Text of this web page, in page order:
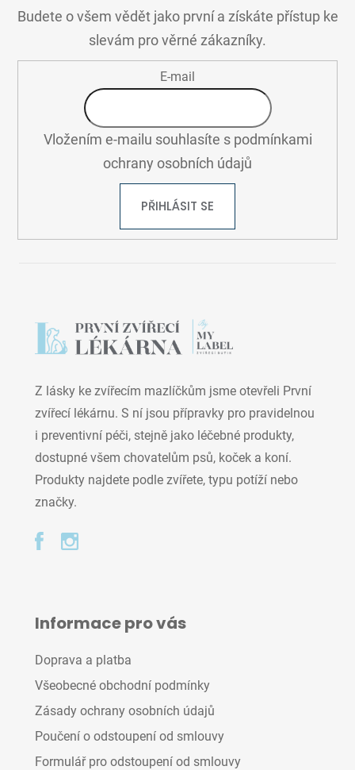
Budete o všem vědět jako první a získáte přístup ke
slevám pro věrné zákazníky.
E-mail
Vložením e-mailu souhlasíte s podmínkami
ochrany osobních údajů
PŘIHLÁSIT SE
Z lásky ke zvířecím mazlíčkům jsme otevřeli První
zvířecí lékárnu. S ní jsou přípravky pro pravidelnou
i preventivní péči, stejně jako léčebné produkty,
dostupné všem chovatelům psů, koček a koní.
Produkty najdete podle zvířete, typu potíží nebo
značky.
Informace pro vás
Doprava a platba
Všeobecné obchodní podmínky
Zásady ochrany osobních údajů
Poučení o odstoupení od smlouvy
Formulář pro odstoupení od smlouvy